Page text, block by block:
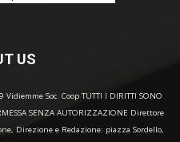
US
Soc. Coop TUTTI I DIRITTI SONO
SENZA AUTORIZZAZIONE Direttore
Direzione e Redazione: piazza Sordello,